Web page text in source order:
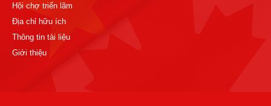
Hội chợ triển lãm
Địa chỉ hữu ích
Thông tin tài liệu
Giới thiệu